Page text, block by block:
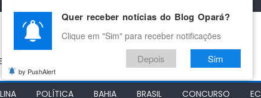
Francisco
POLÍTICA BAHIA BRASIL CONCURSO
Quer receber notícias do Blog Opará?
Clique em "Sim" para receber notificações
Depois Sim
by PushAlert